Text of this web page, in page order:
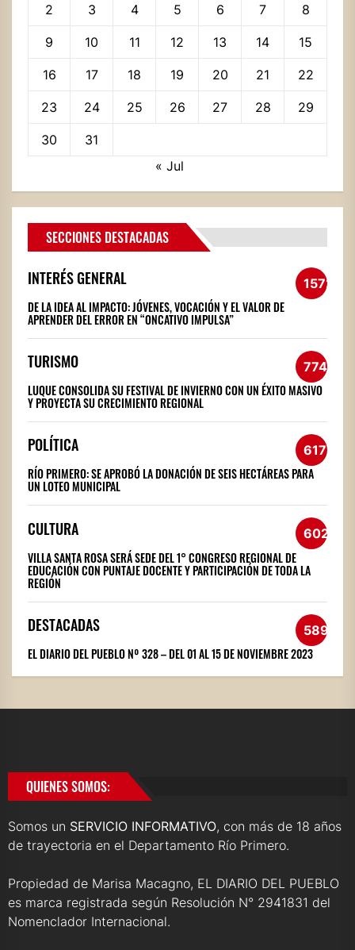
2 3 4 5 6 7 8
9 10 11 12 13 14 15
16 17 18 19 20 21 22
23 24 25 26 27 28 29
30
31
« Jul
SECCIONES DESTACADAS
INTERÉS GENERAL 1572
DE LA IDEA AL IMPACTO: JÓVENES, VOCACIÓN Y EL VALOR DE
APRENDER DEL ERROR EN “ONCATIVO IMPULSA”
TURISMO 774
LUQUE CONSOLIDA SU FESTIVAL DE INVIERNO CON UN ÉXITO MASIVO
Y PROYECTA SU CRECIMIENTO REGIONAL
POLÍTICA 617
RÍO PRIMERO: SE APROBÓ LA DONACIÓN DE SEIS HECTÁREAS PARA
UN LOTEO MUNICIPAL
CULTURA 602
VILLA SANTA ROSA SERÁ SEDE DEL 1° CONGRESO REGIONAL DE
EDUCACIÓN CON PUNTAJE DOCENTE Y PARTICIPACIÓN DE TODA LA
REGIÓN
DESTACADAS 589
EL DIARIO DEL PUEBLO Nº 328 – DEL 01 AL 15 DE NOVIEMBRE 2023
QUIENES SOMOS:
Somos un SERVICIO INFORMATIVO, con más de 18 años
de trayectoria en el Departamento Río Primero.
Propiedad de Marisa Macagno, EL DIARIO DEL PUEBLO
es marca registrada según Resolución N° 2941831 del
Nomenclador Internacional.